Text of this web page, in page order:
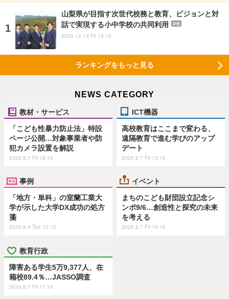
山梨県が目指す次世代校務と教育、ビジョンと対
話で実現する小中学校の共同利用
PR
2025.12.19 Fri 18:15
ランキングをもっと見る
NEWS CATEGORY
教材・サービス
「こども性暴力防止法」特設
ページ公開…対象事業者や防
犯カメラ設置を解説
2026.8.7 Fri 18:15
ICT機器
高校教育はここまで変わる、
遠隔教育で進む学びのアップ
デート
2026.8.7 Fri 15:15
事例
「地方・単科」の室蘭工業大
学が示した大学DX成功の処方
箋
2026.8.4 Tue 12:15
イベント
まちのこども財団設立記念シ
ンポ9/6…創造性と探究の未来
を考える
2026.8.7 Fri 16:15
教育行政
障害ある学生5万9,377人、在
籍校89.4％…JASSO調査
2026.8.7 Fri 17:15